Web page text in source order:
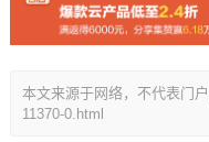
本文来源于网络，不代表门
11370-0.html